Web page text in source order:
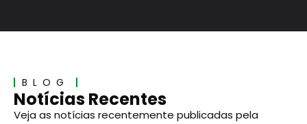
BLOG
Notícias Recentes
Veja as notícias recentemente publicadas pela